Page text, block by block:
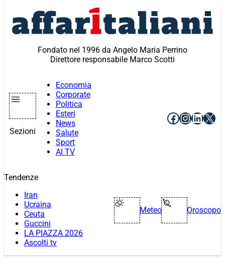
contenuto
Fondato nel 1996 da Angelo Maria Perrino
Direttore responsabile Marco Scotti
Sezioni
Economia
Corporate
Politica
Esteri
News
Salute
Sport
AI TV
Facebook
X
Tendenze
Iran
Ucraina
Ceuta
Guccini
LA PIAZZA 2026
Ascolti tv
Meteo Oroscopo